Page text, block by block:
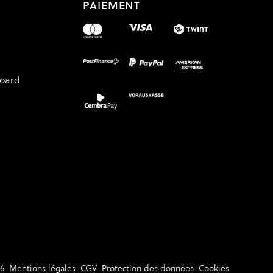
PAIEMENT
Mentions légales CGV Protection des données Cookies